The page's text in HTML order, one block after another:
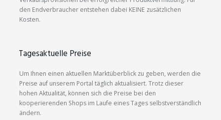
den Endverbraucher entstehen dabei KEINE zusätzlichen
Kosten.
Tagesaktuelle Preise
Um Ihnen einen aktuellen Marktüberblick zu geben, werden die
Preise auf unserem Portal täglich aktualisiert. Trotz dieser
hohen Aktualität, können sich die Preise bei den
kooperierenden Shops im Laufe eines Tages selbstverständlich
ändern.